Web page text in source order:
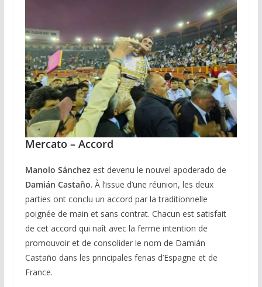
Mercato – Accord
Manolo Sánchezest devenu le nouvel apoderado de
Damián Castaño. À l’issue d’une réunion, les deux
parties ont conclu un accord par la traditionnelle
poignée de main et sans contrat. Chacun est satisfait
de cet accord qui naît avec la ferme intention de
promouvoir et de consolider le nom de Damián
Castaño dans les principales ferias d’Espagne et de
France.